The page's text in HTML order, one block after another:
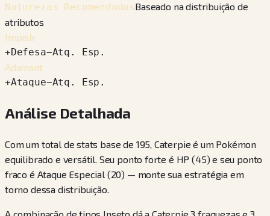
Naturezas RecomendadasBaseado na distribuição de
atributos
Impish
+Defesa−Atq. Esp.
Adamant
+Ataque−Atq. Esp.
Análise Detalhada
Com um total de stats base de 195, Caterpie é um Pokémon
equilibrado e versátil. Seu ponto forte é HP (45) e seu ponto
fraco é Ataque Especial (20) — monte sua estratégia em
torno dessa distribuição.